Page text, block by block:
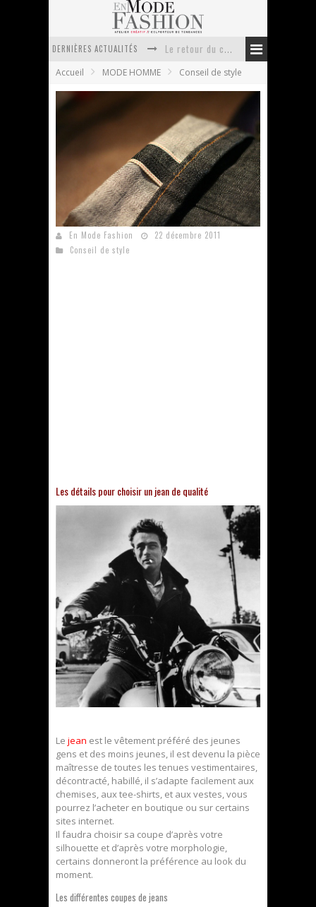
DERNIÈRES ACTUALITÉS
Le retour du cachemire version casual
Doudoune pour femme : choisir la pièce idéale entre style, chaleur et durabilité
Week-end spa en automne : quel maillot de bain choisir ?
Pourquoi le costume sur mesure à Paris est un incontournable de l’élégance contemporaine ?
Anti chute cheveux homme : quelles solutions pour renforcer sa chevelure ?
Accueil MODE HOMME Conseil de style
Le guide du jean pour homme
En Mode Fashion
22 décembre 2011
Conseil de style
Les détails pour choisir un jean de qualité
Le jean est le vêtement préféré des jeunes
gens et des moins jeunes, il est devenu la pièce
maîtresse de toutes les tenues vestimentaires,
décontracté, habillé, il s’adapte facilement aux
chemises, aux tee-shirts, et aux vestes, vous
pourrez l’acheter en boutique ou sur certains
sites internet.
Il faudra choisir sa coupe d’après votre
silhouette et d’après votre morphologie,
certains donneront la préférence au look du
moment.
Les différentes coupes de jeans